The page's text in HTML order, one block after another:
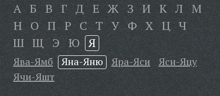
А Б В Г Д Е Ж З И К Л М
Н О П Р С Т У Ф Х Ц Ч
Ш Щ Э Ю Я
Ява-Ямб Яна-Яню Яра-Яси
Ясн-Яцу
Ячи-Яшт